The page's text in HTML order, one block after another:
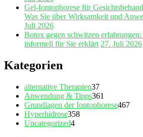
Gel‑Iontophorese für
Was Sie über Wirksamkeit und
Juli 2026
Botox gegen schwitzen
informell für Sie erklärt 27. Juli 2026
Kategorien
alternative Therapien37
Anwendung & Tipps361
Grundlagen der Iontophorese467
Hyperhidrose358
Uncategorized4